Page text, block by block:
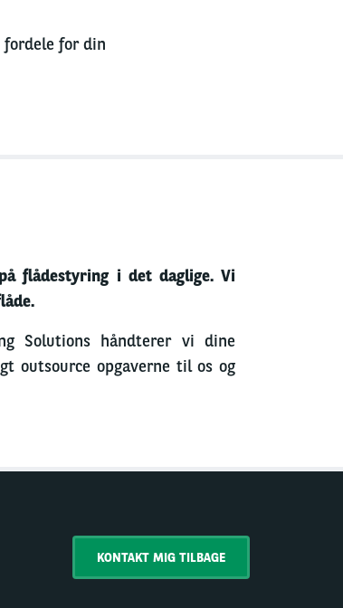
fordele for din
flådestyring i det daglige. Vi
Solutions håndterer vi dine
outsource opgaverne til os og
KONTAKT MIG TILBAGE